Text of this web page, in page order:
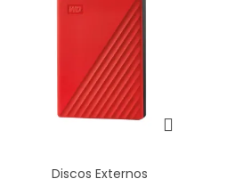
Discos Externos